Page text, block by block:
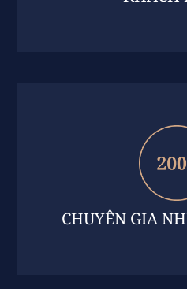
CHUYÊN GIA